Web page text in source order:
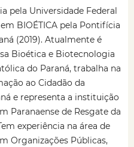
pela Universidade Federal
BIOÉTICA pela Pontifícia
(2019). Atualmente é
Bioética e Biotecnologia
do Paraná, trabalha na
ao Cidadão da
e representa a instituição
Paranaense de Resgate da
experiência na área de
Organizações Públicas,